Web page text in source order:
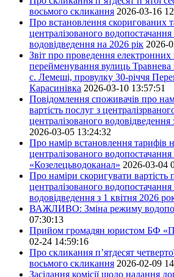
восьмого скликання 2026-03-16
Про встановлення скоригованих
централізованого
водовідведення на 2026 рік 2026-
Звіт про проведення електронних
перейменування вулиць
с. Лемеші, провулку 30-річчя
Карасинівка 2026-03-10 13:57:51
Повідомлення споживачів про
вартість послуг з
централізованого
2026-03-05 13:24:32
Про намір встановлення тарифів
централізованого
«Козелецьводоканал» 2026-03-04
Про наміри скоригувати вартість
централізованого
водовідведення з 1 квітня 2026
ВАЖЛИВО: Зміна режиму
07:30:13
Прийом громадян юристом БФ
02-24 14:59:16
Про скликання п’ятдесят
восьмого скликання 2026-02-09
Засідання комісії щодо надання